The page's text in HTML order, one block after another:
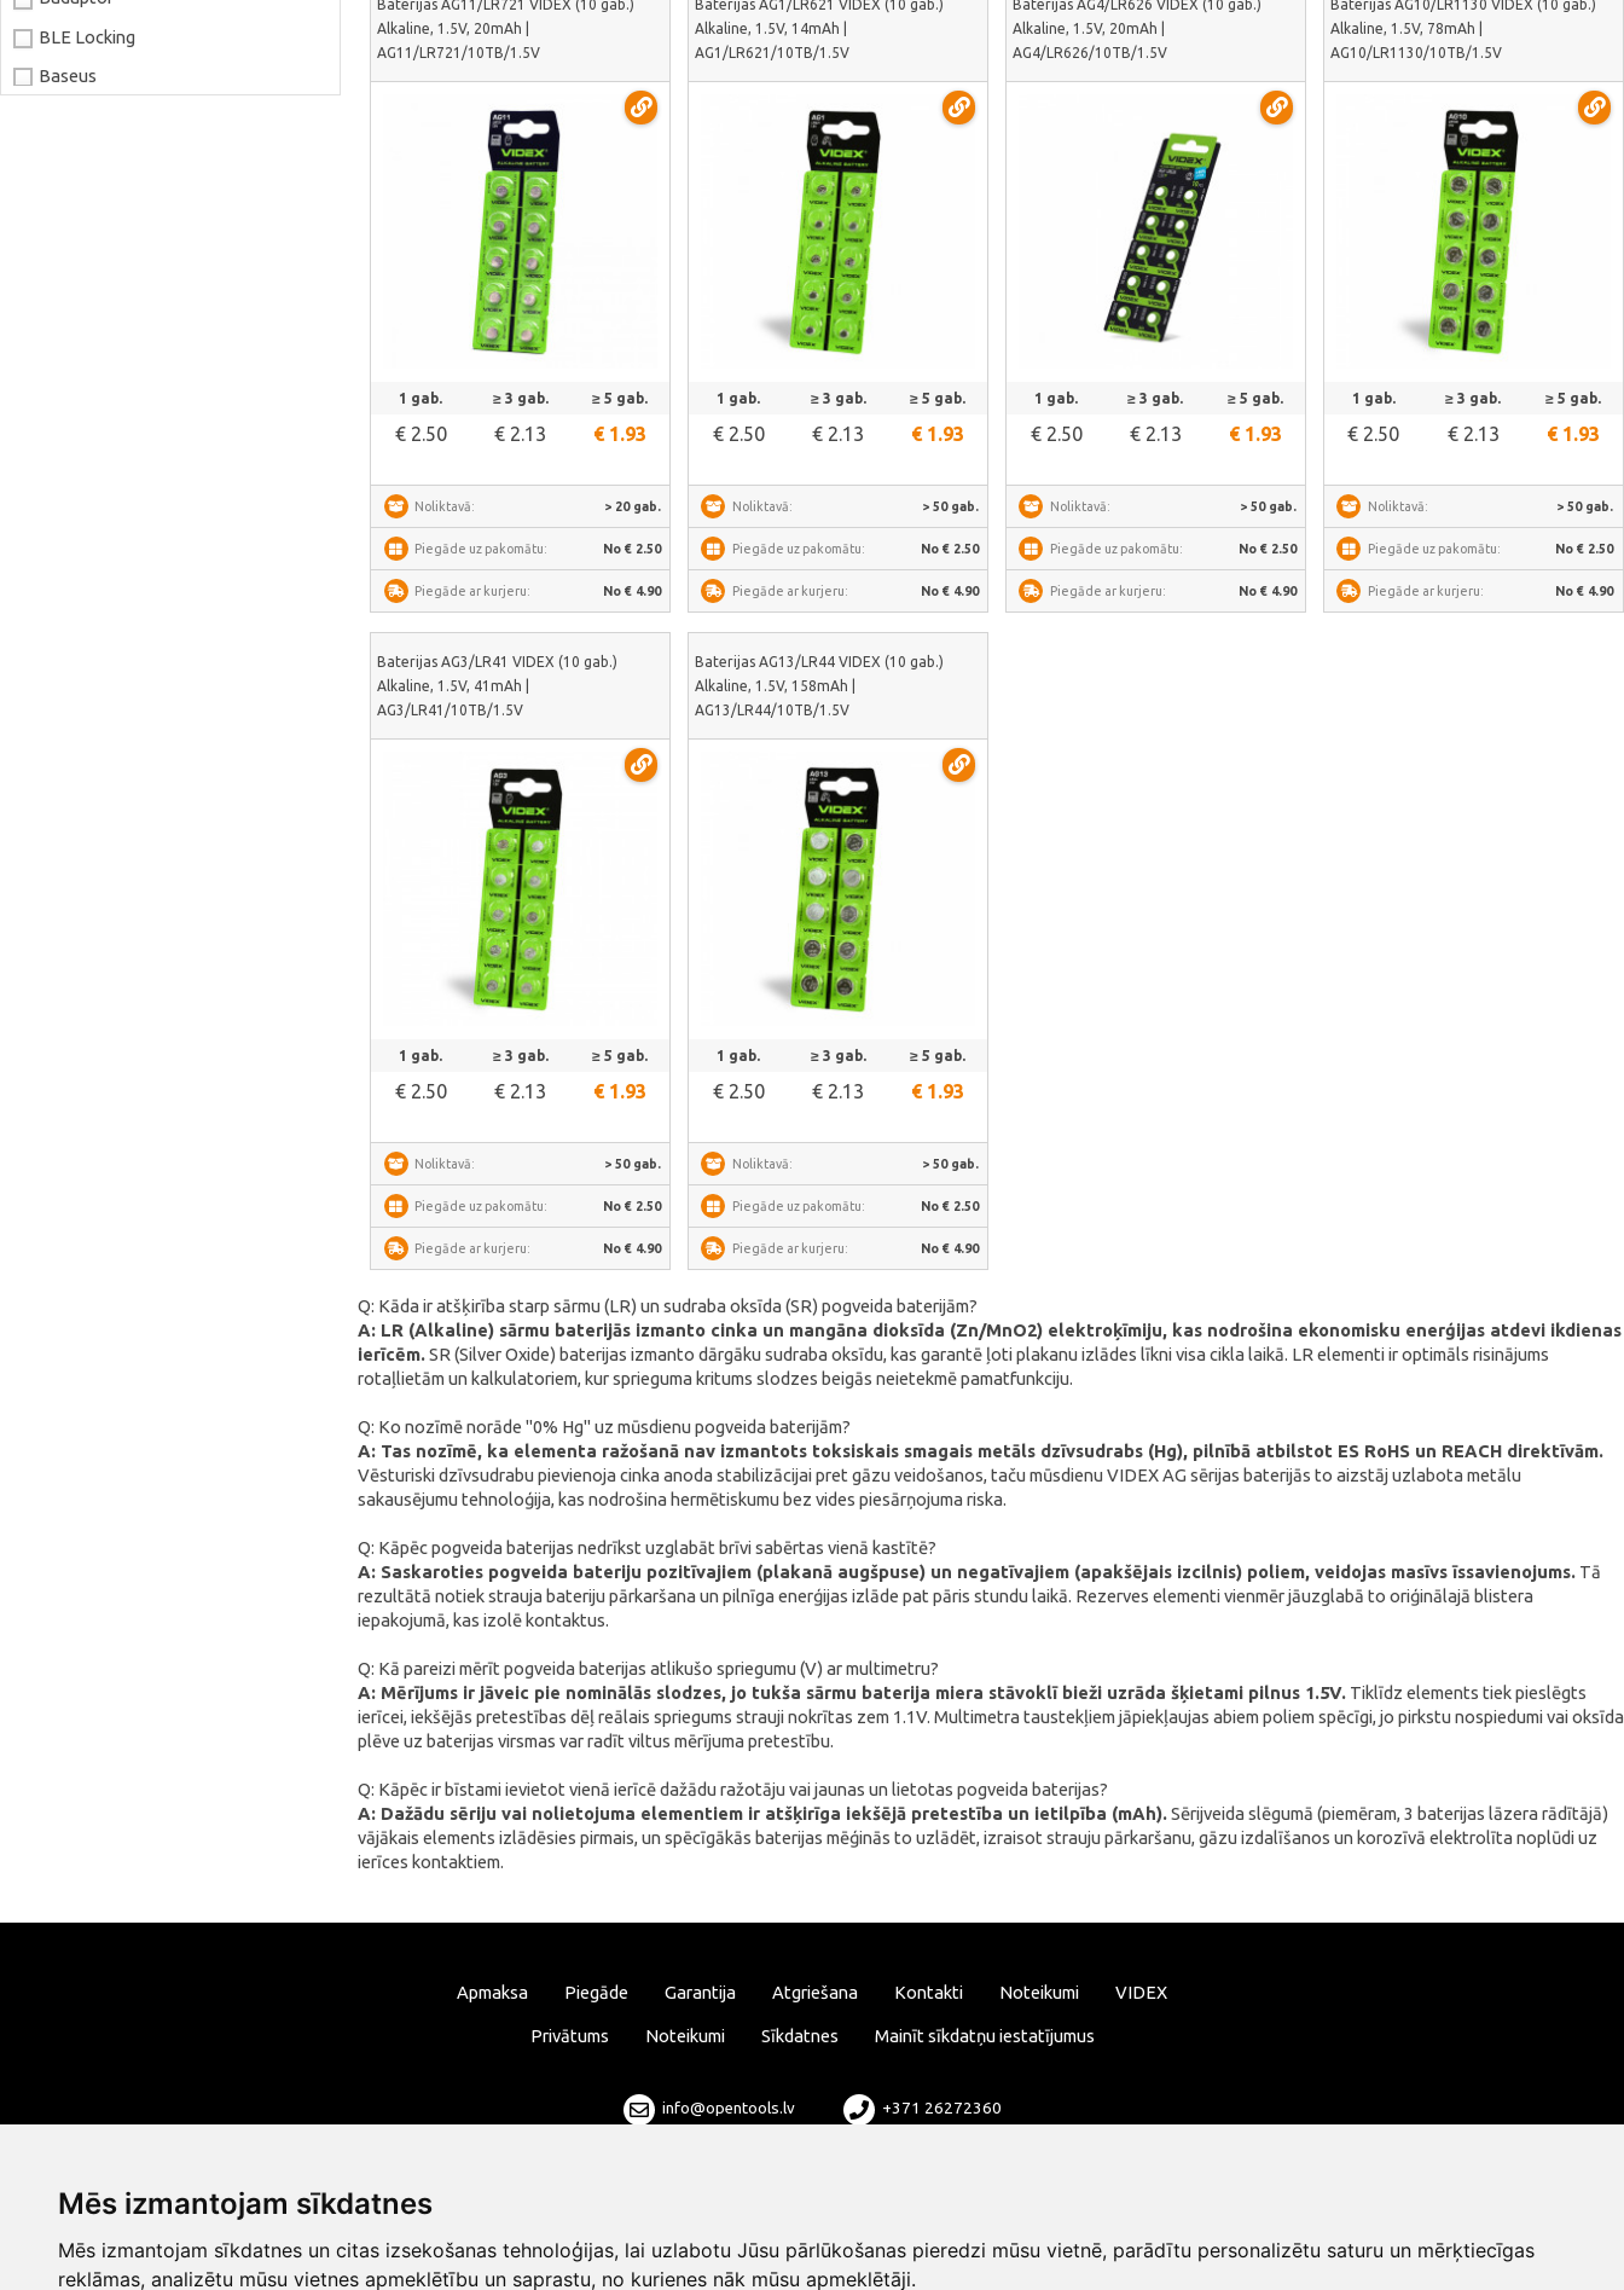
Mēs izmantojam sīkdatnes
Mēs izmantojam sīkdatnes un citas izsekošanas tehnoloģijas, lai uzlabotu Jūsu pārlūkošanas pieredzi mūsu vietnē, parādītu personalizētu saturu un mērķtiecīgas
reklāmas, analizētu mūsu vietnes apmeklētību un saprastu, no kurienes nāk mūsu apmeklētāji.
BLE Locking
Baseus
LONGER
UNI-T
Baterijas AG11/LR721 VIDEX (10 gab.)
Alkaline, 1.5V, 20mAh |
AG11/LR721/10TB/1.5V
1 gab.
€ 2.50
≥ 3 gab.
€ 2.13
≥ 5 gab.
€ 1.93
Noliktavā: > 20 gab.
Piegāde uz pakomātu: No € 2.50
Piegāde ar kurjeru: No € 4.90
Baterijas AG1/LR621 VIDEX (10 gab.)
Alkaline, 1.5V, 14mAh |
AG1/LR621/10TB/1.5V
1 gab.
€ 2.50
≥ 3 gab.
€ 2.13
≥ 5 gab.
€ 1.93
Noliktavā: > 50 gab.
Piegāde uz pakomātu: No € 2.50
Piegāde ar kurjeru: No € 4.90
Baterijas AG4/LR626 VIDEX (10 gab.)
Alkaline, 1.5V, 20mAh |
AG4/LR626/10TB/1.5V
1 gab.
€ 2.50
≥ 3 gab.
€ 2.13
≥ 5 gab.
€ 1.93
Noliktavā: > 50 gab.
Piegāde uz pakomātu: No € 2.50
Piegāde ar kurjeru: No € 4.90
Baterijas AG10/LR1130 VIDEX (10 gab.)
Alkaline, 1.5V, 78mAh |
AG10/LR1130/10TB/1.5V
1 gab.
€ 2.50
≥ 3 gab.
€ 2.13
≥ 5 gab.
€ 1.93
Noliktavā: > 50 gab.
Piegāde uz pakomātu: No € 2.50
Piegāde ar kurjeru: No € 4.90
Baterijas AG3/LR41 VIDEX (10 gab.)
Alkaline, 1.5V, 41mAh |
AG3/LR41/10TB/1.5V
1 gab.
€ 2.50
≥ 3 gab.
€ 2.13
≥ 5 gab.
€ 1.93
Noliktavā: > 50 gab.
Piegāde uz pakomātu: No € 2.50
Piegāde ar kurjeru: No € 4.90
Baterijas AG13/LR44 VIDEX (10 gab.)
Alkaline, 1.5V, 158mAh |
AG13/LR44/10TB/1.5V
1 gab.
€ 2.50
≥ 3 gab.
€ 2.13
≥ 5 gab.
€ 1.93
Noliktavā: > 50 gab.
Piegāde uz pakomātu: No € 2.50
Piegāde ar kurjeru: No € 4.90
Q: Kāda ir atšķirība starp sārmu (LR) un sudraba oksīda (SR) pogveida baterijām?
A: LR (Alkaline) sārmu baterijās izmanto cinka un mangāna dioksīda (Zn/MnO2) elektroķīmiju, kas nodrošina ekonomisku enerģijas atdevi ikdienas
ierīcēm.SR (Silver Oxide) baterijas izmanto dārgāku sudraba oksīdu, kas garantē ļoti plakanu izlādes līkni visa cikla laikā. LR elementi ir optimāls risinājums
rotaļlietām un kalkulatoriem, kur sprieguma kritums slodzes beigās neietekmē pamatfunkciju.
Q: Ko nozīmē norāde "0% Hg" uz mūsdienu pogveida baterijām?
A: Tas nozīmē, ka elementa ražošanā nav izmantots toksiskais smagais metāls dzīvsudrabs (Hg), pilnībā atbilstot ES RoHS un REACH direktīvām.
Vēsturiski dzīvsudrabu pievienoja cinka anoda stabilizācijai pret gāzu veidošanos, taču mūsdienu VIDEX AG sērijas baterijās to aizstāj uzlabota metālu
sakausējumu tehnoloģija, kas nodrošina hermētiskumu bez vides piesārņojuma riska.
Q: Kāpēc pogveida baterijas nedrīkst uzglabāt brīvi sabērtas vienā kastītē?
A: Saskaroties pogveida bateriju pozitīvajiem (plakanā augšpuse) un negatīvajiem (apakšējais izcilnis) poliem, veidojas masīvs īssavienojums.Tā
rezultātā notiek strauja bateriju pārkaršana un pilnīga enerģijas izlāde pat pāris stundu laikā. Rezerves elementi vienmēr jāuzglabā to oriģinālajā blistera
iepakojumā, kas izolē kontaktus.
Q: Kā pareizi mērīt pogveida baterijas atlikušo spriegumu (V) ar multimetru?
A: Mērījums ir jāveic pie nominālās slodzes, jo tukša sārmu baterija miera stāvoklī bieži uzrāda šķietami pilnus 1.5V.Tiklīdz elements tiek pieslēgts
ierīcei, iekšējās pretestības dēļ reālais spriegums strauji nokrītas zem 1.1V. Multimetra taustekļiem jāpiekļaujas abiem poliem spēcīgi, jo pirkstu nospiedumi vai oksīda
plēve uz baterijas virsmas var radīt viltus mērījuma pretestību.
Q: Kāpēc ir bīstami ievietot vienā ierīcē dažādu ražotāju vai jaunas un lietotas pogveida baterijas?
A: Dažādu sēriju vai nolietojuma elementiem ir atšķirīga iekšējā pretestība un ietilpība (mAh).Sērijveida slēgumā (piemēram, 3 baterijas lāzera rādītājā)
vājākais elements izlādēsies pirmais, un spēcīgākās baterijas mēģinās to uzlādēt, izraisot strauju pārkaršanu, gāzu izdalīšanos un korozīvā elektrolīta noplūdi uz
ierīces kontaktiem.
Apmaksa Piegāde Garantija Atgriešana Kontakti Noteikumi VIDEX
Privātums Noteikumi Sīkdatnes Mainīt sīkdatņu iestatījumus
info@opentools.lv +371 26272360
Tirdzniecības partneris: varle.lt
Dizains un izstrāde